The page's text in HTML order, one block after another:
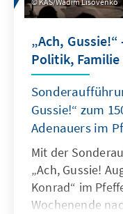
„Ach,
Politik,
Gussie!“ zum
Adenauers im
Mit der
„Ach, Gussie!
Konrad“ im
Wochenende